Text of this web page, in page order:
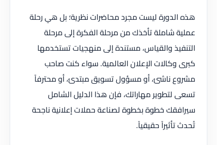
هذه الدورة ليست مجرد محاضرات نظرية؛ بل هي رحلة
عملية شاملة تأخذك من مرحلة الفكرة إلى مرحلة
التنفيذ والقياس، مستندة إلى منهجيات تستخدمها
كبرى وكالات الإعلان العالمية. سواء كنت صاحب
مشروع ناشئ، أو مسؤول تسويق مبتدئ، أو محترفاً
تسعى لتطوير مهاراتك، فإن هذا الدليل الشامل
سيرافقك خطوة بخطوة لصناعة حملات إعلانية ناجحة
تُحدث تأثيراً حقيقياً.